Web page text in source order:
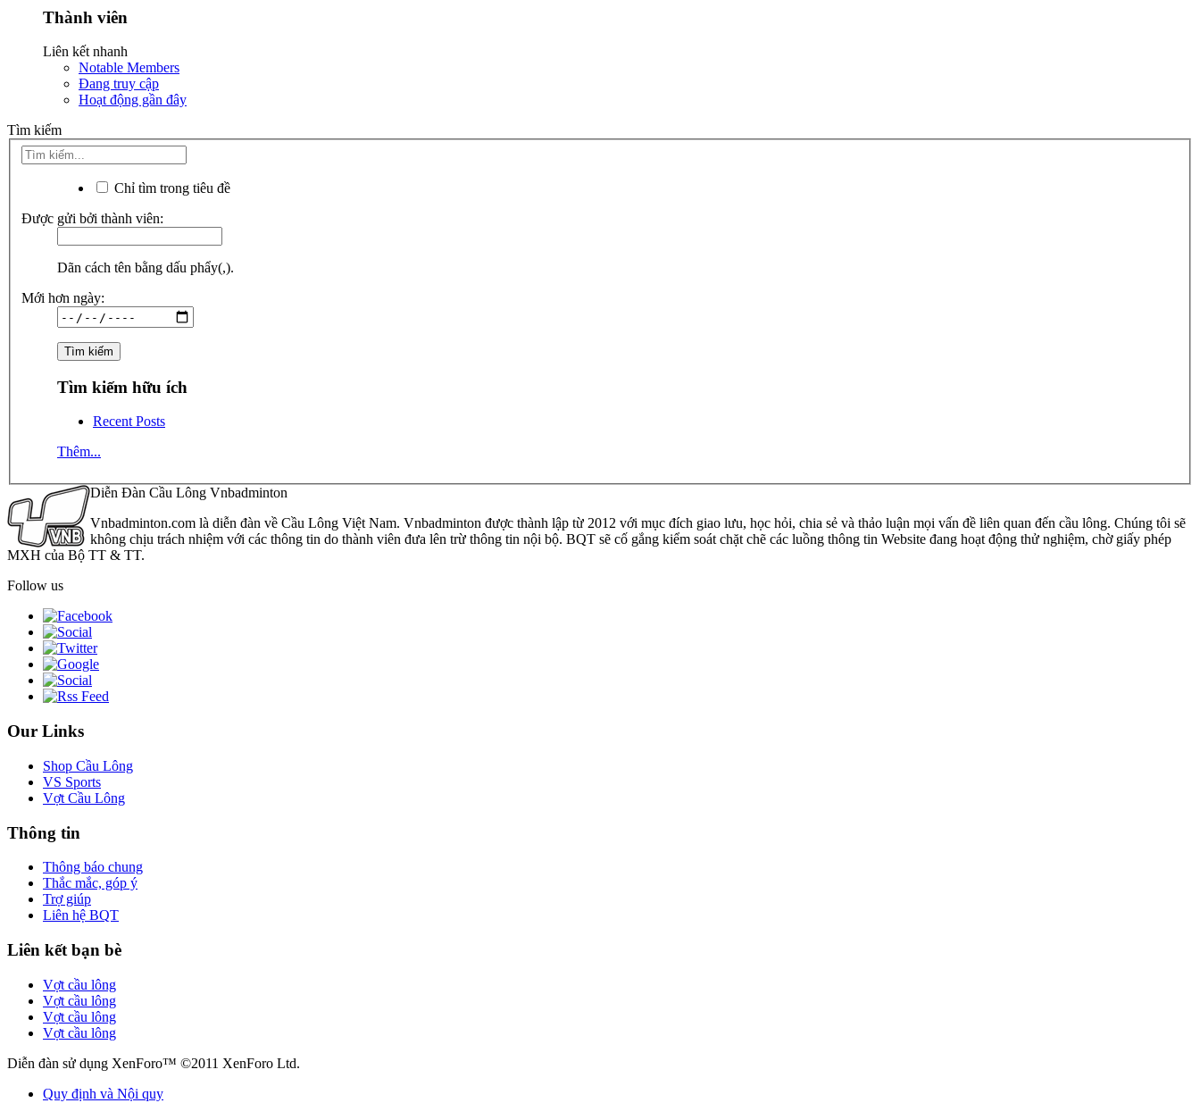
Thành viên
Liên kết nhanh
Notable Members
Đang truy cập
Hoạt động gần đây
Tìm kiếm
Chỉ tìm trong tiêu đề
Được gửi bởi thành viên:
Dãn cách tên bằng dấu phẩy(,).
Mới hơn ngày:
Tìm kiếm hữu ích
Recent Posts
Thêm...
Diễn Đàn Cầu Lông Vnbadminton
Vnbadminton.com là diễn đàn về Cầu Lông Việt Nam. Vnbadminton được thành lập từ 2012 với mục đích giao lưu, học hỏi, chia sẻ và thảo luận mọi vấn đề liên quan đến cầu lông. Chúng tôi sẽ
không chịu trách nhiệm với các thông tin do thành viên đưa lên trừ thông tin nội bộ. BQT sẽ cố gắng kiểm soát chặt chẽ các luồng thông tin Website đang hoạt động thử nghiệm, chờ giấy phép
MXH của Bộ TT & TT.
Follow us
Our Links
Shop Cầu Lông
VS Sports
Vợt Cầu Lông
Thông tin
Thông báo chung
Thắc mắc, góp ý
Trợ giúp
Liên hệ BQT
Liên kết bạn bè
Vợt cầu lông
Vợt cầu lông
Vợt cầu lông
Vợt cầu lông
Diễn đàn sử dụng XenForo™ ©2011 XenForo Ltd.
Quy định và Nội quy